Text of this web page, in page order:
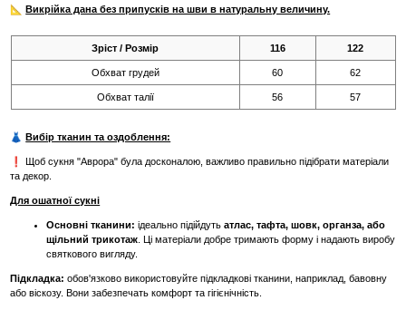
📐Викрійка дана без припусків на шви в натуральну величину.
Зріст / Розмір 116 122
Обхват грудей 60 62
Обхват талії 56 57
👗Вибір тканин та оздоблення:
❗ Щоб сукня "Аврора" була досконалою, важливо правильно підібрати матеріали
та декор.
Для ошатної сукні
Основні тканини: ідеально підійдутьатлас, тафта, шовк, органза, або
щільний трикотаж . Ці матеріали добре тримають форму і надають виробу
святкового вигляду.
Підкладка: обов'язково використовуйте підкладкові тканини, наприклад, бавовну
або віскозу. Вони забезпечать комфорт та гігієнічність.